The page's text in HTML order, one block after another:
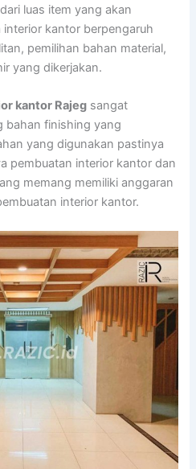
luas item yang akan
interior kantor berpengaruh
pemilihan bahan material,
yang dikerjakan.
kantor Rajeg sangat
bahan finishing yang
yang digunakan pastinya
pembuatan interior kantor dan
memang memiliki anggaran
interior kantor.